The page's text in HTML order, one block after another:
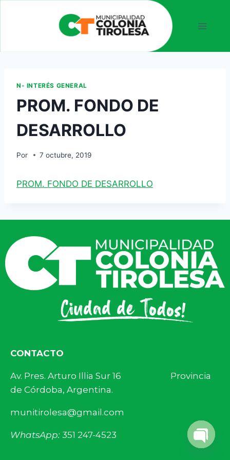
N- INTERÉS GENERAL
PROM. FONDO DE
DESARROLLO
Por 7 octubre, 2019
PROM. FONDO DE DESARROLLO
CONTACTO
Av. Pres. Arturo Illia Sur 16 Provincia
de Córdoba, Argentina.
munitirolesa@gmail.com
WhatsApp: 351 247-4523